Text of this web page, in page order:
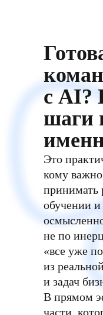
с AI?
шаги
Это
кому
принимать
обучении
не по
«все уже
из
и задач
В прямом
части,